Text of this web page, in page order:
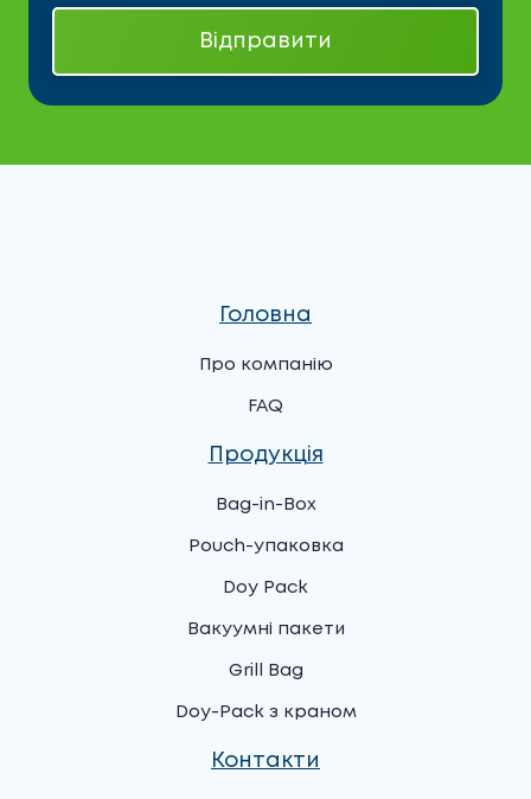
Відправити
Головна
Про компанію
FAQ
Продукція
Bag-in-Box
Pouch-упаковка
Doy Pack
Вакуумні пакети
Grill Bag
Doy-Pack з краном
Контакти